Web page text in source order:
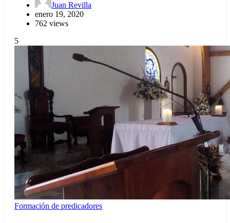
Juan Revilla
enero 19, 2020
762 views
5
Formación de predicadores